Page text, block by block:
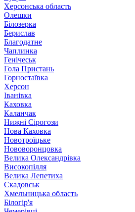
Херсонська область
Олешки
Білозерка
Берислав
Благодатне
Чаплинка
Генічеськ
Гола Пристань
Горностаївка
Херсон
Іванівка
Каховка
Каланчак
Нижні Сірогози
Нова Каховка
Новотроїцьке
Нововоронцовка
Велика Олександрівка
Високопілля
Велика Лепетиха
Скадовськ
Хмельницька область
Білогір'я